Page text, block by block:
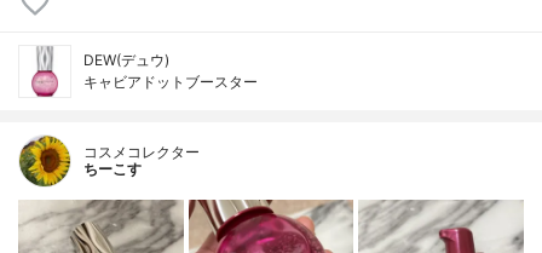
DEW(デュウ)
キャビアドットブースター
コスメコレクター
ちーこす